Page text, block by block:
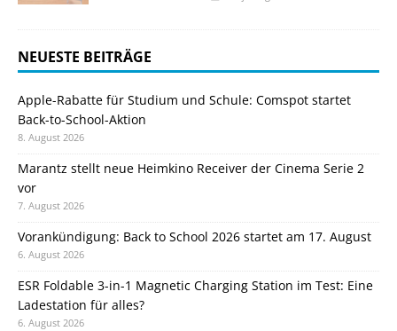
NEUESTE BEITRÄGE
Apple-Rabatte für Studium und Schule: Comspot startet
Back-to-School-Aktion
8. August 2026
Marantz stellt neue Heimkino Receiver der Cinema Serie 2
vor
7. August 2026
Vorankündigung: Back to School 2026 startet am 17. August
6. August 2026
ESR Foldable 3-in-1 Magnetic Charging Station im Test: Eine
Ladestation für alles?
6. August 2026